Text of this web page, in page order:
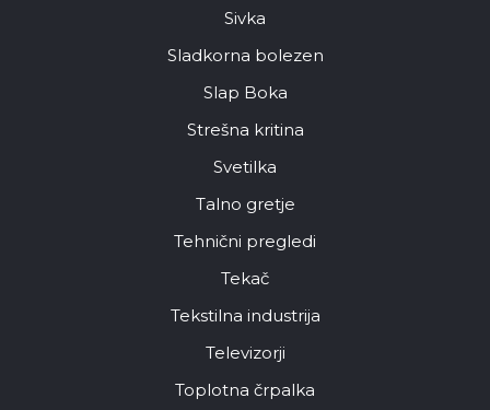
Sivka
Sladkorna bolezen
Slap Boka
Strešna kritina
Svetilka
Talno gretje
Tehnični pregledi
Tekač
Tekstilna industrija
Televizorji
Toplotna črpalka